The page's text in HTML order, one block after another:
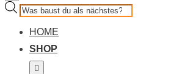
Products
search
HOME
SHOP